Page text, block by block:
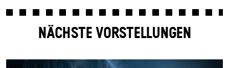
NÄCHSTE VORSTELLUNGEN